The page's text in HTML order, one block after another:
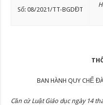
Số: 08/2021/TT-BGDĐT
BAN HÀNH QUY CHẾ
Căn cứ Luật Giáo dục ngày 14